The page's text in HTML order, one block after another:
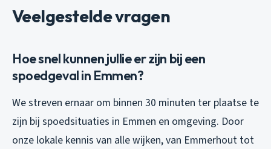
Veelgestelde vragen
Hoe snel kunnen jullie er zijn bij een
spoedgeval in Emmen?
We streven ernaar om binnen 30 minuten ter plaatse te
zijn bij spoedsituaties in Emmen en omgeving. Door
onze lokale kennis van alle wijken, van Emmerhout tot